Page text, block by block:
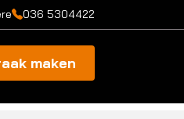
036 5304422
maken